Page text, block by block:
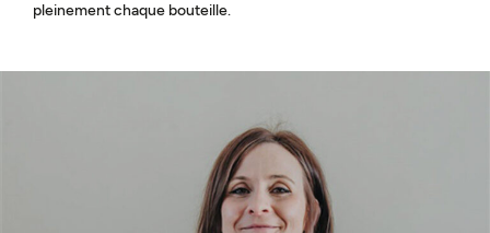
pleinement chaque bouteille.